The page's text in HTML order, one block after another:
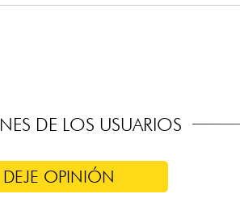
favoritos
configurables
a los parámetros de procesamiento
instrumento o sintetizador/línea
simultáneamente
rítmico
24 bits con DSP de coma flotante de
(no incluida)
DE LOS USUARIOS
DEJE OPINIÓN